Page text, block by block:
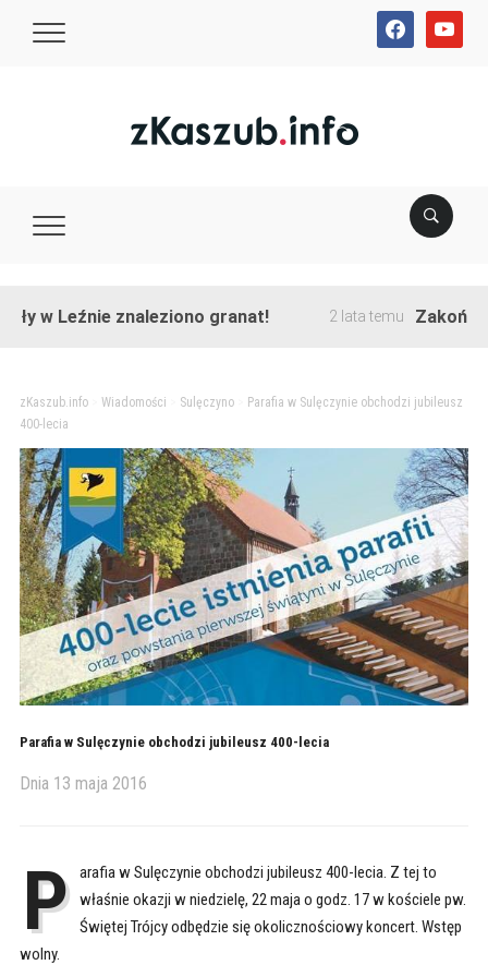
facebookyoutube
znaleziono granat! 2 lata temu Zakończono
zKaszub.info> Wiadomości Sulęczyno>
Parafia w Sulęczynie obchodzi jubileusz
400-lecia
Parafia w Sulęczynie obchodzi jubileusz 400-lecia
Dnia 13 maja 2016
P arafia w Sulęczynie obchodzi jubileusz 400-lecia. Z tej to
właśnie okazji w niedzielę, 22 maja o godz. 17 w kościele pw.
Świętej Trójcy odbędzie się okolicznościowy koncert. Wstęp
wolny.